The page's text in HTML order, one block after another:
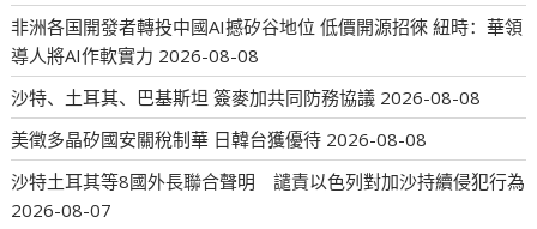
非洲各国開發者轉投中國AI撼矽谷地位 低價開源招徠 紐時：華領
導人將AI作軟實力 2026-08-08
沙特、土耳其、巴基斯坦 簽麥加共同防務協議 2026-08-08
美徵多晶矽國安關稅制華 日韓台獲優待 2026-08-08
沙特土耳其等8國外長聯合聲明 譴責以色列對加沙持續侵犯行為
2026-08-07